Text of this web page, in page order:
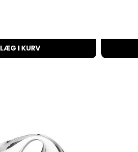
LÆG I KURV